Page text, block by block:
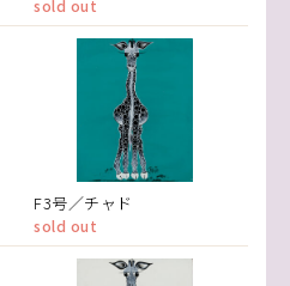
sold out
F3号／チャド
sold out